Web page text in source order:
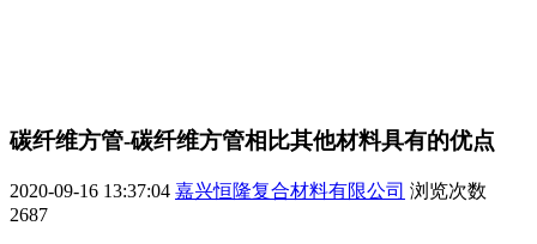
碳纤维方管-碳纤维方管相比其他材料具有的优点
2020-09-16 13:37:04 嘉兴恒隆复合材料有限公司 浏览次数
2687